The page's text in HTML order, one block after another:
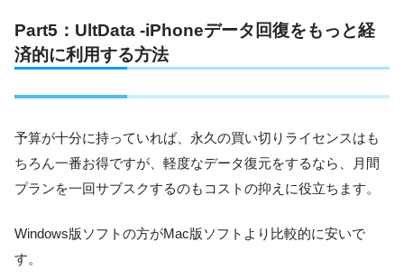
Part5：UltData -iPhoneデータ回復をもっと経
済的に利用する方法
予算が十分に持っていれば、永久の買い切りライセンスはも
ちろん一番お得ですが、軽度なデータ復元をするなら、月間
プランを一回サブスクするのもコストの抑えに役立ちます。
Windows版ソフトの方がMac版ソフトより比較的に安いで
す。